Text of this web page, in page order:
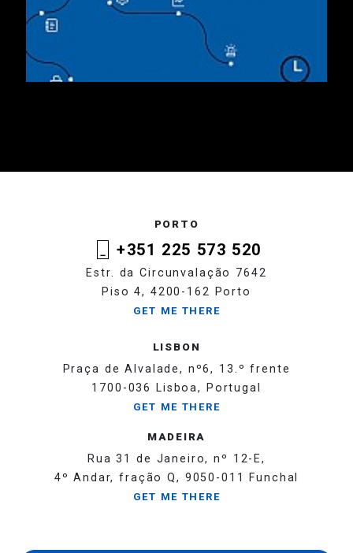
PORTO
+351 225 573 520
Estr. da Circunvalação 7642
Piso 4, 4200-162 Porto
GET ME THERE
LISBON
Praça de Alvalade, nº6, 13.º frente
1700-036 Lisboa, Portugal
GET ME THERE
MADEIRA
Rua 31 de Janeiro, nº 12-E,
4º Andar, fração Q, 9050-011 Funchal
GET ME THERE